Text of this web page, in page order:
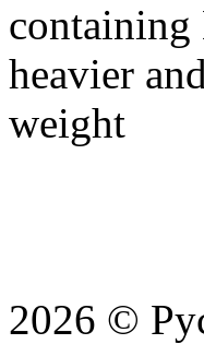
heavier
weight
2026 ©